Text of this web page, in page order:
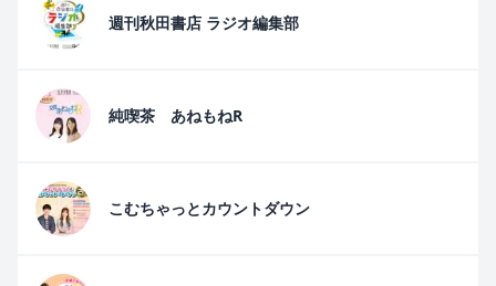
週刊秋田書店 ラジオ編集部
純喫茶 あねもねR
こむちゃっとカウントダウン